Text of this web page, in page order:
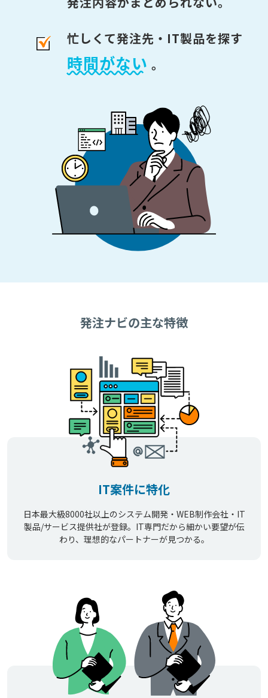
忙しくて発注先・IT製品を探す
時間がない 。
発注ナビの主な特徴
IT案件に特化
日本最大級8000社以上のシステム開発・WEB制作会社・IT
製品/サービス提供社が登録。IT専門だから細かい要望が伝
わり、理想的なパートナーが見つかる。